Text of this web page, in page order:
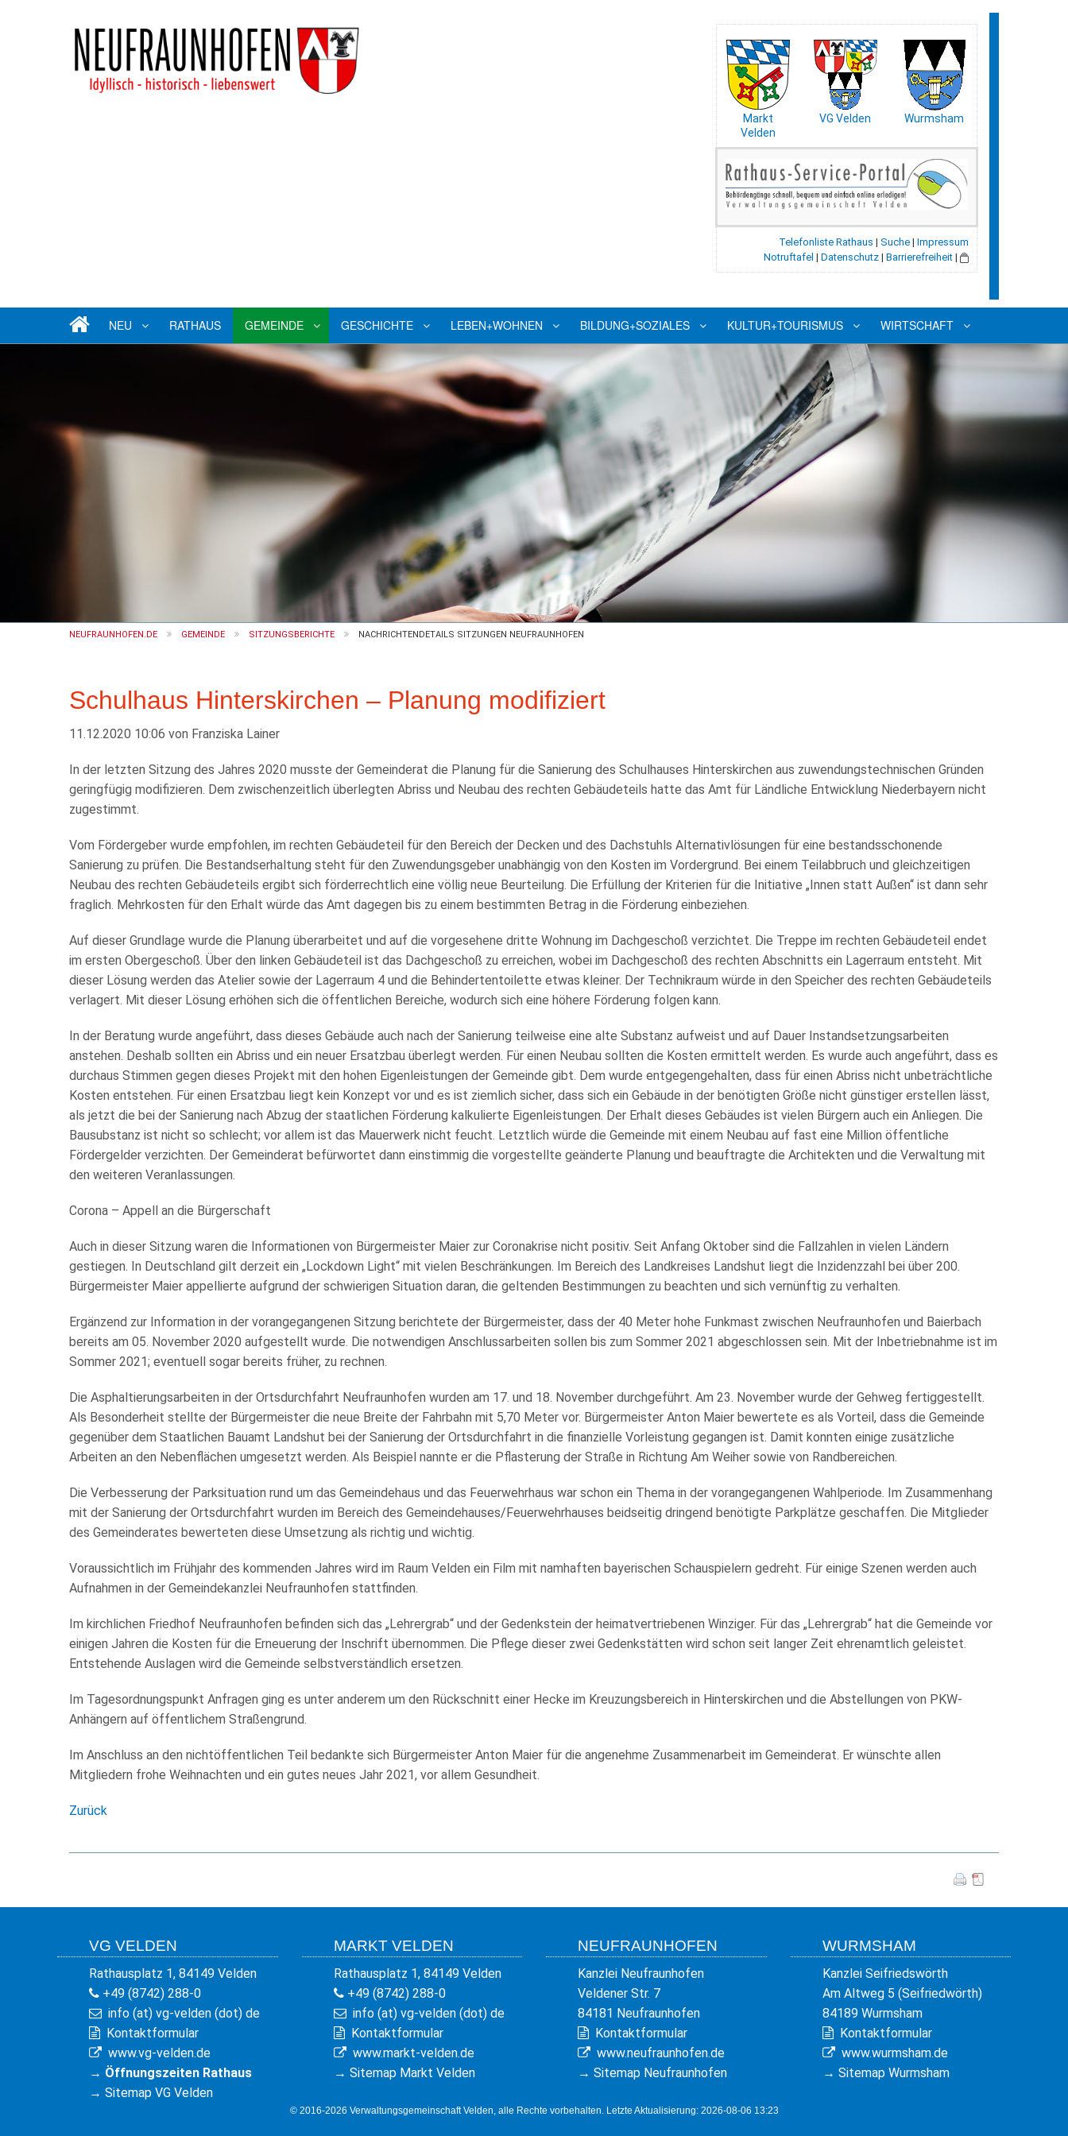
Markt
Velden
VG Velden Wurmsham
Telefonliste Rathaus |Suche |Impressum
Notruftafel |Datenschutz |Barrierefreiheit |
NEU RATHAUS GEMEINDE GESCHICHTE LEBEN+WOHNEN BILDUNG+SOZIALES KULTUR+TOURISMUS WIRTSCHAFT
NEUFRAUNHOFEN.DE GEMEINDE SITZUNGSBERICHTE NACHRICHTENDETAILS SITZUNGEN NEUFRAUNHOFEN
Schulhaus Hinterskirchen – Planung modifiziert
11.12.2020 10:06 von Franziska Lainer
In der letzten Sitzung des Jahres 2020 musste der Gemeinderat die Planung für die Sanierung des Schulhauses Hinterskirchen aus zuwendungstechnischen Gründen
geringfügig modifizieren. Dem zwischenzeitlich überlegten Abriss und Neubau des rechten Gebäudeteils hatte das Amt für Ländliche Entwicklung Niederbayern nicht
zugestimmt.
Vom Fördergeber wurde empfohlen, im rechten Gebäudeteil für den Bereich der Decken und des Dachstuhls Alternativlösungen für eine bestandsschonende
Sanierung zu prüfen. Die Bestandserhaltung steht für den Zuwendungsgeber unabhängig von den Kosten im Vordergrund. Bei einem Teilabbruch und gleichzeitigen
Neubau des rechten Gebäudeteils ergibt sich förderrechtlich eine völlig neue Beurteilung. Die Erfüllung der Kriterien für die Initiative „Innen statt Außen“ ist dann sehr
fraglich. Mehrkosten für den Erhalt würde das Amt dagegen bis zu einem bestimmten Betrag in die Förderung einbeziehen.
Auf dieser Grundlage wurde die Planung überarbeitet und auf die vorgesehene dritte Wohnung im Dachgeschoß verzichtet. Die Treppe im rechten Gebäudeteil endet
im ersten Obergeschoß. Über den linken Gebäudeteil ist das Dachgeschoß zu erreichen, wobei im Dachgeschoß des rechten Abschnitts ein Lagerraum entsteht. Mit
dieser Lösung werden das Atelier sowie der Lagerraum 4 und die Behindertentoilette etwas kleiner. Der Technikraum würde in den Speicher des rechten Gebäudeteils
verlagert. Mit dieser Lösung erhöhen sich die öffentlichen Bereiche, wodurch sich eine höhere Förderung folgen kann.
In der Beratung wurde angeführt, dass dieses Gebäude auch nach der Sanierung teilweise eine alte Substanz aufweist und auf Dauer Instandsetzungsarbeiten
anstehen. Deshalb sollten ein Abriss und ein neuer Ersatzbau überlegt werden. Für einen Neubau sollten die Kosten ermittelt werden. Es wurde auch angeführt, dass es
durchaus Stimmen gegen dieses Projekt mit den hohen Eigenleistungen der Gemeinde gibt. Dem wurde entgegengehalten, dass für einen Abriss nicht unbeträchtliche
Kosten entstehen. Für einen Ersatzbau liegt kein Konzept vor und es ist ziemlich sicher, dass sich ein Gebäude in der benötigten Größe nicht günstiger erstellen lässt,
als jetzt die bei der Sanierung nach Abzug der staatlichen Förderung kalkulierte Eigenleistungen. Der Erhalt dieses Gebäudes ist vielen Bürgern auch ein Anliegen. Die
Bausubstanz ist nicht so schlecht; vor allem ist das Mauerwerk nicht feucht. Letztlich würde die Gemeinde mit einem Neubau auf fast eine Million öffentliche
Fördergelder verzichten. Der Gemeinderat befürwortet dann einstimmig die vorgestellte geänderte Planung und beauftragte die Architekten und die Verwaltung mit
den weiteren Veranlassungen.
Corona – Appell an die Bürgerschaft
Auch in dieser Sitzung waren die Informationen von Bürgermeister Maier zur Coronakrise nicht positiv. Seit Anfang Oktober sind die Fallzahlen in vielen Ländern
gestiegen. In Deutschland gilt derzeit ein „Lockdown Light“ mit vielen Beschränkungen. Im Bereich des Landkreises Landshut liegt die Inzidenzzahl bei über 200.
Bürgermeister Maier appellierte aufgrund der schwierigen Situation daran, die geltenden Bestimmungen zu beachten und sich vernünftig zu verhalten.
Ergänzend zur Information in der vorangegangenen Sitzung berichtete der Bürgermeister, dass der 40 Meter hohe Funkmast zwischen Neufraunhofen und Baierbach
bereits am 05. November 2020 aufgestellt wurde. Die notwendigen Anschlussarbeiten sollen bis zum Sommer 2021 abgeschlossen sein. Mit der Inbetriebnahme ist im
Sommer 2021; eventuell sogar bereits früher, zu rechnen.
Die Asphaltierungsarbeiten in der Ortsdurchfahrt Neufraunhofen wurden am 17. und 18. November durchgeführt. Am 23. November wurde der Gehweg fertiggestellt.
Als Besonderheit stellte der Bürgermeister die neue Breite der Fahrbahn mit 5,70 Meter vor. Bürgermeister Anton Maier bewertete es als Vorteil, dass die Gemeinde
gegenüber dem Staatlichen Bauamt Landshut bei der Sanierung der Ortsdurchfahrt in die finanzielle Vorleistung gegangen ist. Damit konnten einige zusätzliche
Arbeiten an den Nebenflächen umgesetzt werden. Als Beispiel nannte er die Pflasterung der Straße in Richtung Am Weiher sowie von Randbereichen.
Die Verbesserung der Parksituation rund um das Gemeindehaus und das Feuerwehrhaus war schon ein Thema in der vorangegangenen Wahlperiode. Im Zusammenhang
mit der Sanierung der Ortsdurchfahrt wurden im Bereich des Gemeindehauses/Feuerwehrhauses beidseitig dringend benötigte Parkplätze geschaffen. Die Mitglieder
des Gemeinderates bewerteten diese Umsetzung als richtig und wichtig.
Voraussichtlich im Frühjahr des kommenden Jahres wird im Raum Velden ein Film mit namhaften bayerischen Schauspielern gedreht. Für einige Szenen werden auch
Aufnahmen in der Gemeindekanzlei Neufraunhofen stattfinden.
Im kirchlichen Friedhof Neufraunhofen befinden sich das „Lehrergrab“ und der Gedenkstein der heimatvertriebenen Winziger. Für das „Lehrergrab“ hat die Gemeinde vor
einigen Jahren die Kosten für die Erneuerung der Inschrift übernommen. Die Pflege dieser zwei Gedenkstätten wird schon seit langer Zeit ehrenamtlich geleistet.
Entstehende Auslagen wird die Gemeinde selbstverständlich ersetzen.
Im Tagesordnungspunkt Anfragen ging es unter anderem um den Rückschnitt einer Hecke im Kreuzungsbereich in Hinterskirchen und die Abstellungen von PKW-
Anhängern auf öffentlichem Straßengrund.
Im Anschluss an den nichtöffentlichen Teil bedankte sich Bürgermeister Anton Maier für die angenehme Zusammenarbeit im Gemeinderat. Er wünschte allen
Mitgliedern frohe Weihnachten und ein gutes neues Jahr 2021, vor allem Gesundheit.
Zurück
VG VELDEN
Rathausplatz 1, 84149 Velden
+49 (8742) 288-0
info (at) vg-velden (dot) de
Kontaktformular
www.vg-velden.de
→ Öffnungszeiten Rathaus
→ Sitemap VG Velden
MARKT VELDEN
Rathausplatz 1, 84149 Velden
+49 (8742) 288-0
info (at) vg-velden (dot) de
Kontaktformular
www.markt-velden.de
→ Sitemap Markt Velden
NEUFRAUNHOFEN
Kanzlei Neufraunhofen
Veldener Str. 7
84181 Neufraunhofen
Kontaktformular
www.neufraunhofen.de
→ Sitemap Neufraunhofen
WURMSHAM
Kanzlei Seifriedswörth
Am Altweg 5 (Seifriedwörth)
84189 Wurmsham
Kontaktformular
www.wurmsham.de
→ Sitemap Wurmsham
© 2016-2026 Verwaltungsgemeinschaft Velden, alle Rechte vorbehalten. Letzte Aktualisierung: 2026-08-06 13:23